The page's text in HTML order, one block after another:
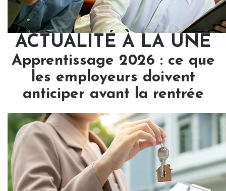
ACTUALITÉ À LA UNE
Apprentissage 2026 : ce que
les employeurs doivent
anticiper avant la rentrée